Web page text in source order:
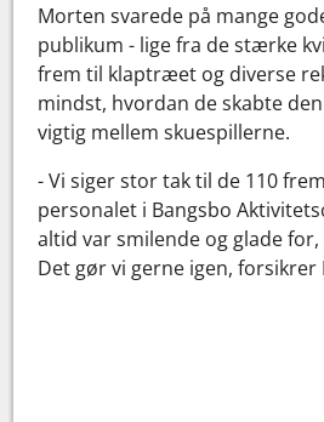
Morten svarede på mange
publikum - lige fra de stærke
frem til klaptræet og diverse
mindst, hvordan de skabte
vigtig mellem skuespillerne.
- Vi siger stor tak til de 110
personalet i Bangsbo
altid var smilende og glade
Det gør vi gerne igen, forsikrer